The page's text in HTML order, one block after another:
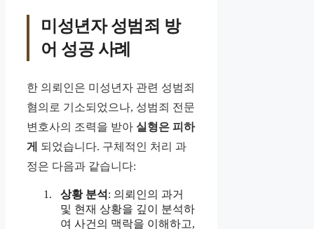
미성년자 성범죄 방
어 성공 사례
한 의뢰인은 미성년자 관련 성범죄
혐의로 기소되었으나, 성범죄 전문
변호사의 조력을 받아 실형은 피하
게
되었습니다. 구체적인 처리 과
정은 다음과 같습니다:
상황 분석 : 의뢰인의 과거
및 현재 상황을 깊이 분석하
여 사건의 맥락을 이해하고,